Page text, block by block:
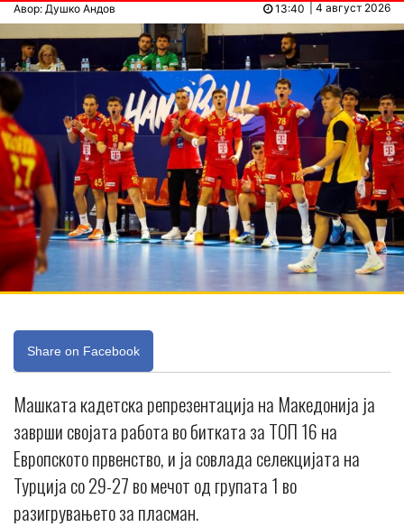
Авор: Душко Андов | 4 август 2026
13:40
Share on Facebook
Машката кадетска репрезентација на Македонија ја
заврши својата работа во битката за ТОП 16 на
Европското првенство, и ја совлада селекцијата на
Турција со 29-27 во мечот од групата 1 во
разигрувањето за пласман.